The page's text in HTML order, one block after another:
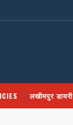
लखीमपुर डायरी